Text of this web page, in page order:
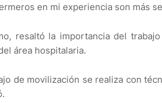
en mi experiencia son más
resaltó la importancia del
área hospitalaria.
de movilización se realiza con